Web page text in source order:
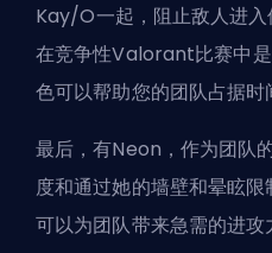
Kay/O一起，阻止敌人进
在竞争性Valorant比赛中
色可以帮助您的团队占据时
最后，有Neon，作为团队
度和通过她的墙壁和晕眩
可以为团队带来急需的进攻